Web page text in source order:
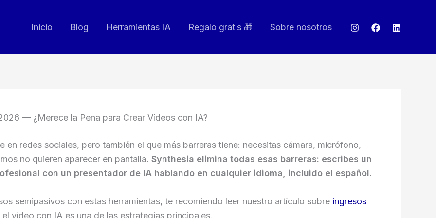
Inicio Blog Herramientas IA Regalo gratis 🎁 Sobre nosotros
— ¿Merece la Pena para Crear Vídeos con IA?
en redes sociales, pero también el que más barreras tiene: necesitas cámara, micrófono,
no quieren aparecer en pantalla. Synthesia elimina todas esas barreras: escribes un
con un presentador de IA hablando en cualquier idioma, incluido el español.
semipasivos con estas herramientas, te recomiendo leer nuestro artículo sobre ingresos
el vídeo con IA es una de las estrategias principales.